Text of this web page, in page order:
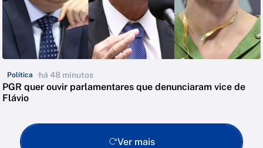
Política há 48 minutos
PGR quer ouvir parlamentares que denunciaram vice de
Flávio
Ver mais